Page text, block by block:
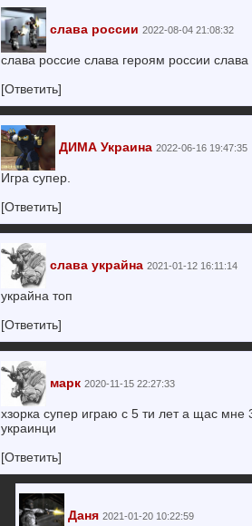
слава россии 2022-08-04 21:08:32
слава россие слава героям россии
[Ответить]
ДИМА Украина 2022-06-16 19:47:35
Игра супер.
[Ответить]
слава украйна 2021-01-12 16:11:14
украйна топ
[Ответить]
марк 2020-11-15 22:27:33
хзорка супер играю с 5 ти лет а щас мне
украинци
[Ответить]
Даня 2021-01-20 10:22:59